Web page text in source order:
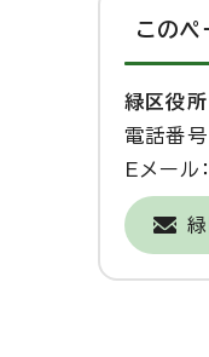
このペ
緑区役
電話番
Eメー